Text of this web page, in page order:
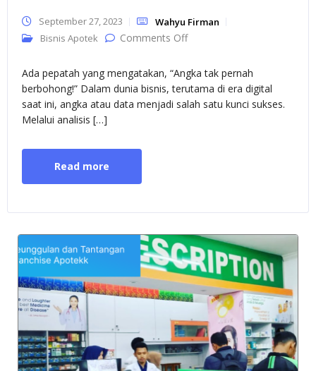
September 27, 2023
Wahyu Firman
Bisnis Apotek
Comments Offon Teknik Analisis Data
Ada pepatah yang mengatakan, “Angka tak pernah
berbohong!” Dalam dunia bisnis, terutama di era digital
saat ini, angka atau data menjadi salah satu kunci sukses.
Melalui analisis […]
Read more